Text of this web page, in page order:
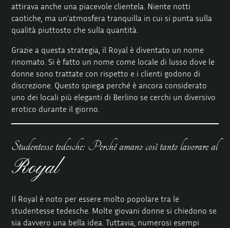
attirava anche una piacevole clientela. Niente notti
caotiche, ma un’atmosfera tranquilla in cui si punta sulla
qualità piuttosto che sulla quantità.
Grazie a questa strategia, il Royal è diventato un nome
rinomato. Si è fatto un nome come locale di lusso dove le
donne sono trattate con rispetto e i clienti godono di
discrezione. Questo spiega perché è ancora considerato
uno dei locali più eleganti di Berlino se cerchi un diversivo
erotico durante il giorno.
Studentesse tedesche: Perché amano così tanto lavorare al
Royal
Il Royal è noto per essere molto popolare tra le
studentesse tedesche. Molte giovani donne si chiedono se
sia davvero una bella idea. Tuttavia, numerosi esempi